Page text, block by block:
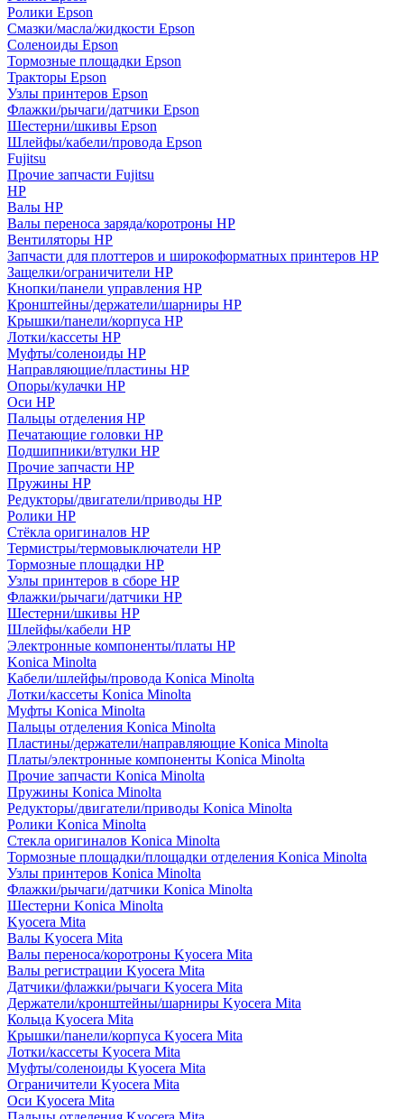
Ролики Epson
Смазки/масла/жидкости Epson
Соленоиды Epson
Тормозные площадки Epson
Тракторы Epson
Узлы принтеров Epson
Флажки/рычаги/датчики Epson
Шестерни/шкивы Epson
Шлейфы/кабели/провода Epson
Fujitsu
Прочие запчасти Fujitsu
HP
Валы HP
Валы переноса заряда/коротроны HP
Вентиляторы HP
Запчасти для плоттеров и широкоформатных принтеров HP
Защелки/ограничители HP
Кнопки/панели управления HP
Кронштейны/держатели/шарниры HP
Крышки/панели/корпуса HP
Лотки/кассеты HP
Муфты/соленоиды HP
Направляющие/пластины HP
Опоры/кулачки HP
Оси HP
Пальцы отделения HP
Печатающие головки HP
Подшипники/втулки HP
Прочие запчасти HP
Пружины HP
Редукторы/двигатели/приводы HP
Ролики HP
Стёкла оригиналов HP
Термистры/термовыключатели HP
Тормозные площадки HP
Узлы принтеров в сборе HP
Флажки/рычаги/датчики HP
Шестерни/шкивы HP
Шлейфы/кабели HP
Электронные компоненты/платы HP
Konica Minolta
Кабели/шлейфы/провода Konica Minolta
Лотки/кассеты Konica Minolta
Муфты Konica Minolta
Пальцы отделения Konica Minolta
Пластины/держатели/направляющие Konica Minolta
Платы/электронные компоненты Konica Minolta
Прочие запчасти Konica Minolta
Пружины Konica Minolta
Редукторы/двигатели/приводы Konica Minolta
Ролики Konica Minolta
Стекла оригиналов Konica Minolta
Тормозные площадки/площадки отделения Konica Minolta
Узлы принтеров Konica Minolta
Флажки/рычаги/датчики Konica Minolta
Шестерни Konica Minolta
Kyocera Mita
Валы Kyocera Mita
Валы переноса/коротроны Kyocera Mita
Валы регистрации Kyocera Mita
Датчики/флажки/рычаги Kyocera Mita
Держатели/кронштейны/шарниры Kyocera Mita
Кольца Kyocera Mita
Крышки/панели/корпуса Kyocera Mita
Лотки/кассеты Kyocera Mita
Муфты/соленоиды Kyocera Mita
Ограничители Kyocera Mita
Оси Kyocera Mita